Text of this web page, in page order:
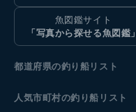
魚図鑑サイト
「写真から探せる魚図鑑」
都道府県の釣り船リスト
人気市町村の釣り船リスト